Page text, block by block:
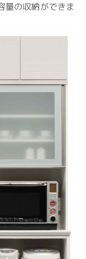
量の収納ができま